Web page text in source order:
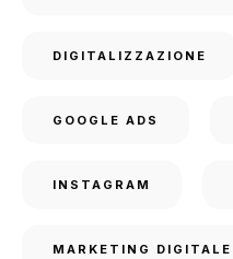
DIGITALIZZAZIONE
GOOGLE ADS
INSTAGRAM
MARKETING DIGITALE